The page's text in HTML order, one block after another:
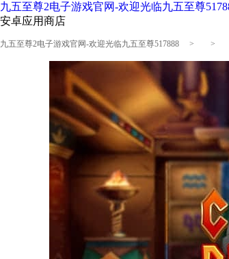
九五至尊2电子游戏官网-欢迎光临九五至尊
安卓应用商店
九五至尊2电子游戏官网-欢迎光临九五至尊517888 > >